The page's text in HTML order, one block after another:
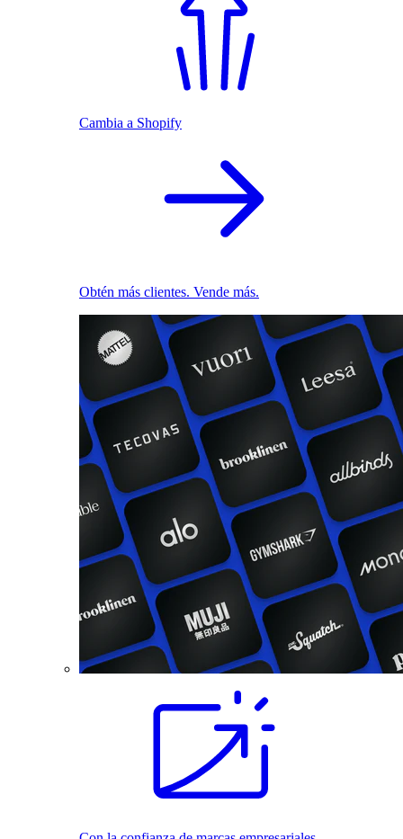
Cambia a Shopify
Obtén más clientes. Vende más.